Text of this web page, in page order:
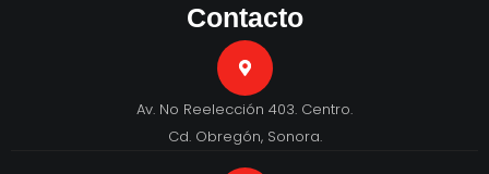
Contacto
Av. No Reelección 403. Centro.
Cd. Obregón, Sonora.